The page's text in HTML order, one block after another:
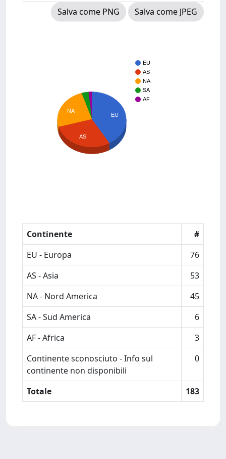
Salva come PNG
Salva come JPEG
EU
AS
NA
SA
AF
EU
NA
AS
Continente
#
EU - Europa
76
AS - Asia
53
NA - Nord America
45
SA - Sud America
6
AF - Africa
3
Continente sconosciuto - Info sul
continente non disponibili
0
Totale 183